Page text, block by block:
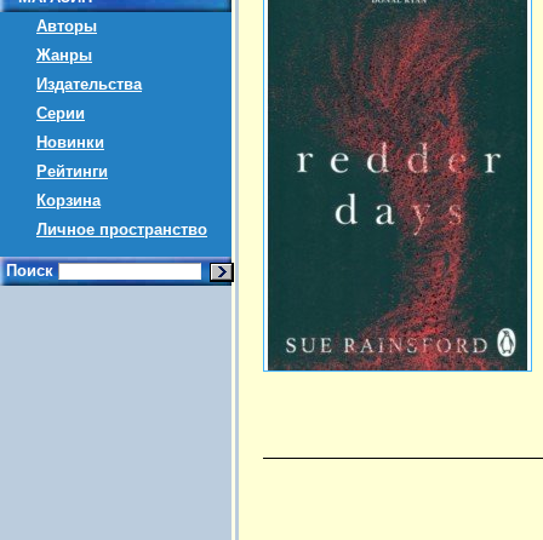
Авторы
Жанры
Издательства
Серии
Новинки
Рейтинги
Корзина
Личное пространство
Поиск